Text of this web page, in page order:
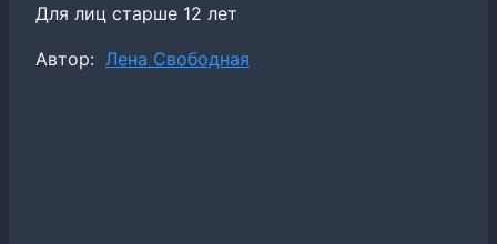
Для лиц старше 12 лет
Метки
Автор: Лена Свободная